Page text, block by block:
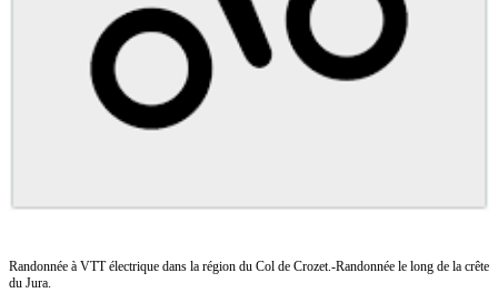
Randonnée à VTT électrique dans la région du Col de Crozet.-Randonnée le long de la crête
du Jura.